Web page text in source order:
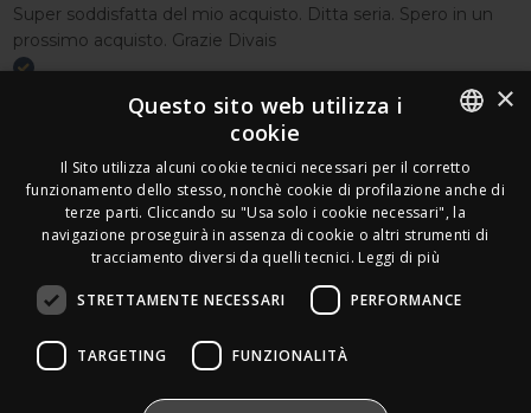
Super soddisfatta del mio acquisto. Ditta seria. Spero in un
prossimo acquisto. Grazie Divais
Seguici
Newsletter
Leds Electronics di Stabile Dario
Via Annamaria Ortese 33 - 80144 Napoli
ITALIAN
FRENCH
GERMAN
ENGLISH
×
Questo sito web utilizza i
cookie
Il Sito utilizza alcuni cookie tecnici necessari per il corretto
funzionamento dello stesso, nonchè cookie di profilazione anche di
terze parti. Cliccando su "Usa solo i cookie necessari", la
navigazione proseguirà in assenza di cookie o altri strumenti di
tracciamento diversi da quelli tecnici. Leggi di più
STRETTAMENTE NECESSARI PERFORMANCE
TARGETING FUNZIONALITÀ